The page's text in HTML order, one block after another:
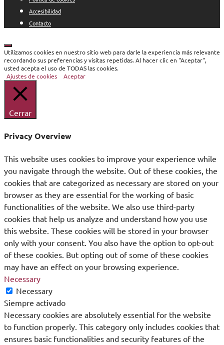
Accesibilidad
Contacto
Cerrar
Utilizamos cookies en nuestro sitio web para darle la experiencia más relevante
recordando sus preferencias y visitas repetidas. Al hacer clic en "Aceptar",
usted acepta el uso de TODAS las cookies.
Ajustes de cookies
Aceptar
Cerrar
Privacy Overview
This website uses cookies to improve your experience while
you navigate through the website. Out of these cookies, the
cookies that are categorized as necessary are stored on your
browser as they are essential for the working of basic
functionalities of the website. We also use third-party
cookies that help us analyze and understand how you use
this website. These cookies will be stored in your browser
only with your consent. You also have the option to opt-out
of these cookies. But opting out of some of these cookies
may have an effect on your browsing experience.
Necessary
Necessary
Siempre activado
Necessary cookies are absolutely essential for the website
to function properly. This category only includes cookies that
ensures basic functionalities and security features of the